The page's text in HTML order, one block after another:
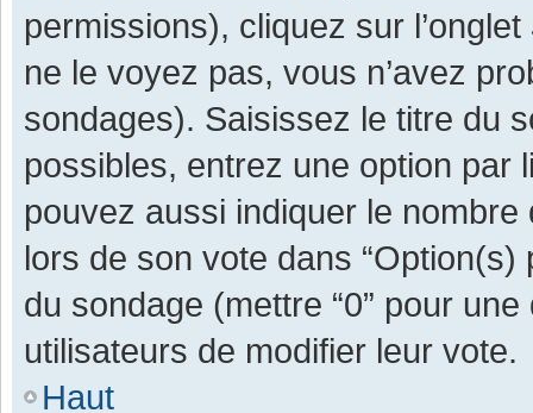
permissions), cliquez sur l’onglet
ne le voyez pas, vous n’avez
sondages). Saisissez le titre du
possibles, entrez une option par
pouvez aussi indiquer le
lors de son vote dans “Option(s)
du sondage (mettre “0” pour
utilisateurs de modifier leur vote.
Haut